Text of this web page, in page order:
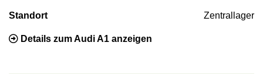
Standort Zentrallager
Details zum Audi A1 anzeigen